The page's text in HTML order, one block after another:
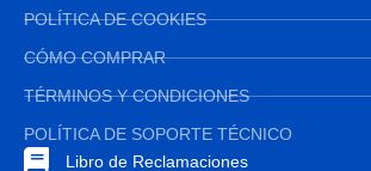
POLÍTICA DE COOKIES
CÓMO COMPRAR
TÉRMINOS Y CONDICIONES
POLÍTICA DE SOPORTE TÉCNICO
Libro de Reclamaciones